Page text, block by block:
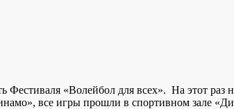
«Волейбол для всех». На этот раз
все игры прошли в спортивном зале